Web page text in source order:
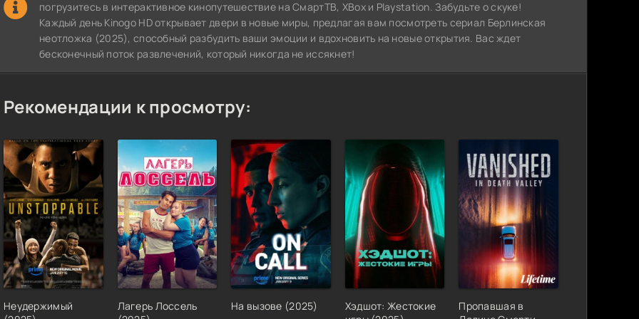
погрузитесь в интерактивное кинопутешествие на СмартТВ, XBox и Playstation. Забудьте о скуке!
Каждый день Kinogo HD открывает двери в новые миры, предлагая вам посмотреть сериал Берлинская
неотложка (2025), способный разбудить ваши эмоции и вдохновить на новые открытия. Вас ждет
бесконечный поток развлечений, который никогда не иссякнет!
Рекомендации к просмотру:
Неудержимый
Лагерь Лоссель
На вызове (2025)
Хэдшот: Жестокие
Пропавшая в